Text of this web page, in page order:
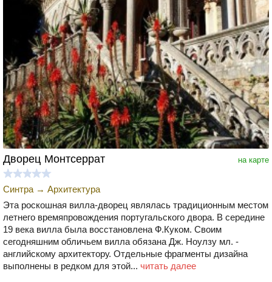
на карте
Дворец Монтсеррат
Синтра → Архитектура
Эта роскошная вилла-дворец являлась традиционным местом
летнего времяпровождения португальского двора. В середине
19 века вилла была восстановлена Ф.Куком. Своим
сегодняшним обличьем вилла обязана Дж. Ноулзу мл. -
английскому архитектору. Отдельные фрагменты дизайна
выполнены в редком для этой... читать далее